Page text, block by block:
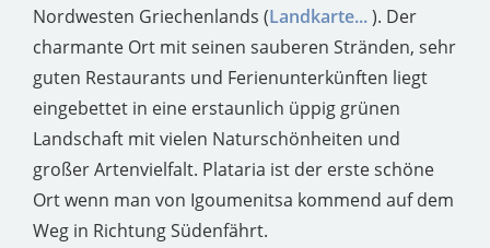
Nordwesten Griechenlands (Landkarte...). Der
charmante Ort mit seinen sauberen Stränden, sehr
guten Restaurants und Ferienunterkünften liegt
eingebettet in eine erstaunlich üppig grünen
Landschaft mit vielen Naturschönheiten und
großer Artenvielfalt. Plataria ist der erste schöne
Ort wenn man von Igoumenitsa kommend auf dem
Weg in Richtung Südenfährt.